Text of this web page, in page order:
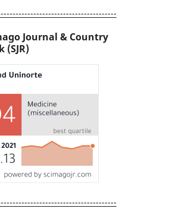
Journal & Country
(SJR)